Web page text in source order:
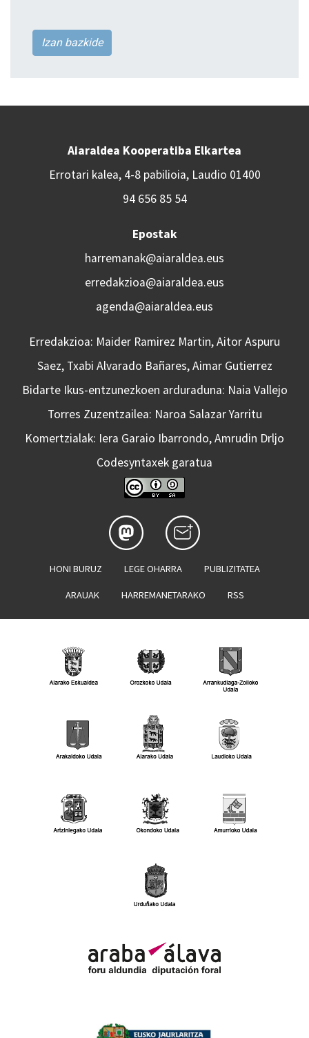
Izan bazkide
Aiaraldea Kooperatiba Elkartea
Errotari kalea, 4-8 pabilioia, Laudio 01400
94 656 85 54
Epostak
harremanak@aiaraldea.eus
erredakzioa@aiaraldea.eus
agenda@aiaraldea.eus
Erredakzioa: Maider Ramirez Martin, Aitor Aspuru
Saez, Txabi Alvarado Bañares, Aimar Gutierrez
Bidarte Ikus-entzunezkoen arduraduna: Naia Vallejo
Torres Zuzentzailea: Naroa Salazar Yarritu
Komertzialak: Iera Garaio Ibarrondo, Amrudin Drljo
Codesyntaxek garatua
HONI BURUZ LEGE OHARRA PUBLIZITATEA
ARAUAK HARREMANETARAKO RSS